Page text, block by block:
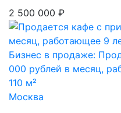
2 500 000 ₽
Бизнес в продаже:
000 рублей в месяц,
110 м²
Москва